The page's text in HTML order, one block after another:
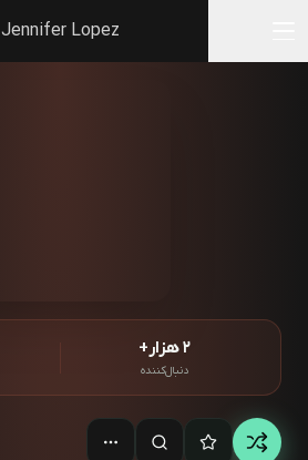
Jennifer Lopez
۲ هزار+
دنبال‌کننده